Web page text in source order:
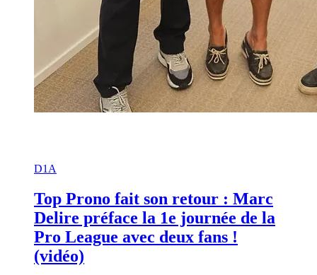
D1A
Top Prono fait son retour : Marc
Delire préface la 1e journée de la
Pro League avec deux fans !
(vidéo)